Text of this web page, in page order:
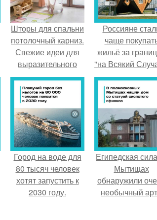
Шторы для спальни
потолочный карниз.
Свежие идеи для
выразительного
интерьера
Россияне
чаще
жильё за
"на Всякий
Город на воде для
80 тысяч человек
хотят запустить к
2030 году.
Египедская
Мытищах
обнаружили
необычный